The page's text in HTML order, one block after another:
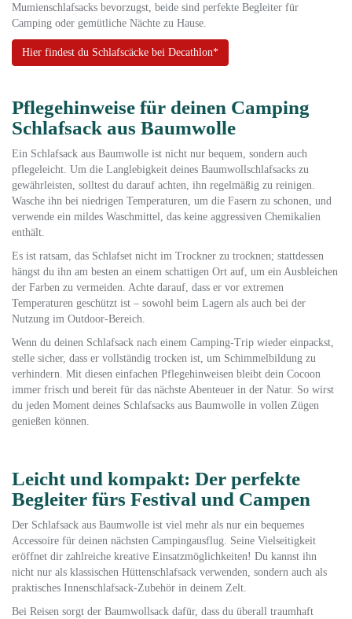
Mumienschlafsacks bevorzugst, beide sind perfekte Begleiter für
Camping oder gemütliche Nächte zu Hause.
Hier findest du Schlafscäcke bei Decathlon*
Pflegehinweise für deinen Camping
Schlafsack aus Baumwolle
Ein Schlafsack aus Baumwolle ist nicht nur bequem, sondern auch
pflegeleicht. Um die Langlebigkeit deines Baumwollschlafsacks zu
gewährleisten, solltest du darauf achten, ihn regelmäßig zu reinigen.
Wasche ihn bei niedrigen Temperaturen, um die Fasern zu schonen, und
verwende ein mildes Waschmittel, das keine aggressiven Chemikalien
enthält.
Es ist ratsam, das Schlafset nicht im Trockner zu trocknen; stattdessen
hängst du ihn am besten an einem schattigen Ort auf, um ein Ausbleichen
der Farben zu vermeiden. Achte darauf, dass er vor extremen
Temperaturen geschützt ist – sowohl beim Lagern als auch bei der
Nutzung im Outdoor-Bereich.
Wenn du deinen Schlafsack nach einem Camping-Trip wieder einpackst,
stelle sicher, dass er vollständig trocken ist, um Schimmelbildung zu
verhindern. Mit diesen einfachen Pflegehinweisen bleibt dein Cocoon
immer frisch und bereit für das nächste Abenteuer in der Natur. So wirst
du jeden Moment deines Schlafsacks aus Baumwolle in vollen Zügen
genießen können.
Leicht und kompakt: Der perfekte
Begleiter fürs Festival und Campen
Der Schlafsack aus Baumwolle ist viel mehr als nur ein bequemes
Accessoire für deinen nächsten Campingausflug. Seine Vielseitigkeit
eröffnet dir zahlreiche kreative Einsatzmöglichkeiten! Du kannst ihn
nicht nur als klassischen Hüttenschlafsack verwenden, sondern auch als
praktisches Innenschlafsack-Zubehör in deinem Zelt.
Bei Reisen sorgt der Baumwollsack dafür, dass du überall traumhaft